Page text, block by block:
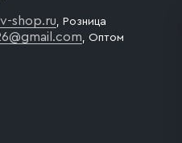
shop.ru, Розница
, Оптом